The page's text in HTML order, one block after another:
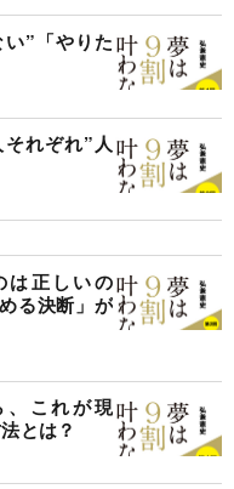
”「やりた
れぞれ”人
は正しいの
る決断」が
これが現
とは？